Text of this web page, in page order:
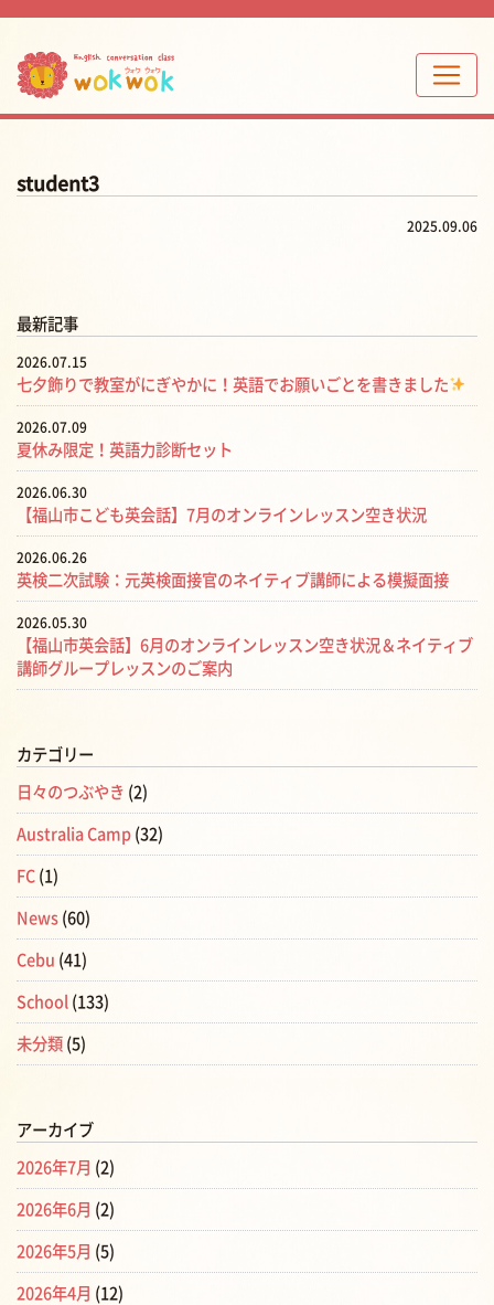
student3
2025.09.06
最新記事
2026.07.15
七夕飾りで教室がにぎやかに！英語でお願いごとを書きました
2026.07.09
夏休み限定！英語力診断セット
2026.06.30
【福山市こども英会話】7月のオンラインレッスン空き状況
2026.06.26
英検二次試験：元英検面接官のネイティブ講師による模擬面接
2026.05.30
【福山市英会話】6月のオンラインレッスン空き状況＆ネイティブ
講師グループレッスンのご案内
カテゴリー
日々のつぶやき (2)
Australia Camp (32)
FC (1)
News (60)
Cebu (41)
School (133)
未分類 (5)
アーカイブ
2026年7月 (2)
2026年6月 (2)
2026年5月 (5)
2026年4月 (12)